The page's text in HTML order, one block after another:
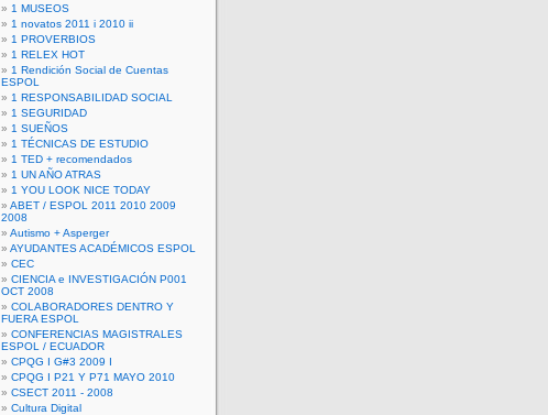
1 MUSEOS
1 novatos 2011 i 2010 ii
1 PROVERBIOS
1 RELEX HOT
1 Rendición Social de Cuentas
ESPOL
1 RESPONSABILIDAD SOCIAL
1 SEGURIDAD
1 SUEÑOS
1 TÉCNICAS DE ESTUDIO
1 TED + recomendados
1 UN AÑO ATRAS
1 YOU LOOK NICE TODAY
ABET / ESPOL 2011 2010 2009
2008
Autismo + Asperger
AYUDANTES ACADÉMICOS ESPOL
CEC
CIENCIA e INVESTIGACIÓN P001
OCT 2008
COLABORADORES DENTRO Y
FUERA ESPOL
CONFERENCIAS MAGISTRALES
ESPOL / ECUADOR
CPQG I G#3 2009 I
CPQG I P21 Y P71 MAYO 2010
CSECT 2011 - 2008
Cultura Digital